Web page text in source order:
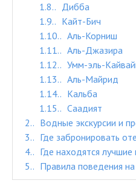
1.8.
Дибба
1.9.
Кайт-Бич
1.10.
Аль-Корниш
1.11.
Аль-Джазира
1.12.
Умм-эль-
1.13.
Аль-Майрид
1.14.
Кальба
1.15.
Саадият
2.
Водные экскурсии и
3.
Где забронировать
4.
Где находятся
5.
Правила поведения